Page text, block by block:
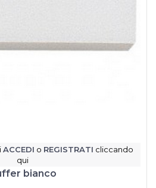
ACCEDI o REGISTRATI cliccando
qui
bianco